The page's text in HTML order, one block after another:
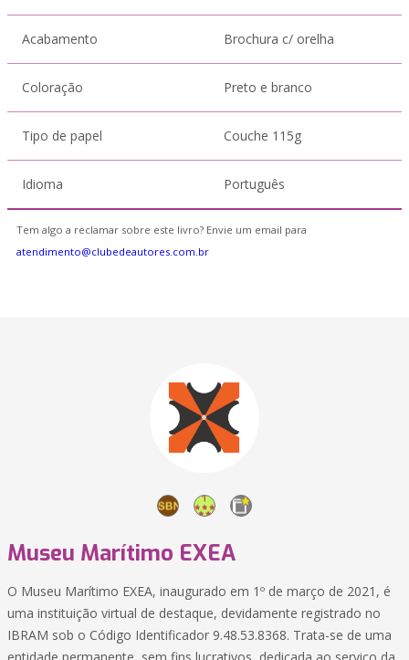
Acabamento Brochura c/ orelha
Coloração Preto e branco
Tipo de papel Couche 115g
Idioma Português
Tem algo a reclamar sobre este livro? Envie um email para
atendimento@clubedeautores.com.br
Museu Marítimo EXEA
O Museu Marítimo EXEA, inaugurado em 1º de março de 2021, é
uma instituição virtual de destaque, devidamente registrado no
IBRAM sob o Código Identificador 9.48.53.8368. Trata-se de uma